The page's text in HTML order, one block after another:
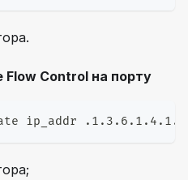
Control на порту
ip_addr